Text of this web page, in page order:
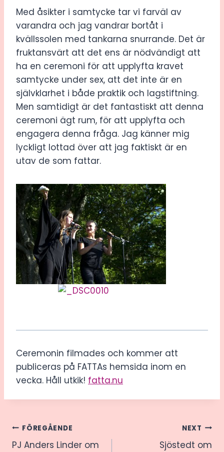
Med åsikter i samtycke tar vi farväl av
varandra och jag vandrar bortåt i
kvällssolen med tankarna snurrande. Det är
fruktansvärt att det ens är nödvändigt att
ha en ceremoni för att upplyfta kravet
samtycke under sex, att det inte är en
självklarhet i både praktik och lagstiftning.
Men samtidigt är det fantastiskt att denna
ceremoni ägt rum, för att upplyfta och
engagera denna fråga. Jag känner mig
lyckligt lottad över att jag faktiskt är en
utav de som fattar.
Ceremonin filmades och kommer att
publiceras på FATTAs hemsida inom en
vecka. Håll utkik! fatta.nu
Inläggsnavigering
FÖREGÅENDE
PJ Anders Linder om
NEXT
Sjöstedt om